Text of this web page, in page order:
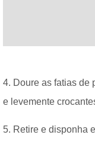
4. Doure as fatias de
e levemente
5. Retire e disponha